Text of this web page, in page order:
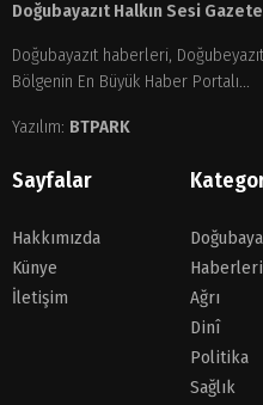
Doğubayazıt Halkın Sesi
Doğubayazıt haberleri,
Bölgenin En Büyük Haber Portalı...
Yazılım: BTPARK
Sayfalar
Hakkımızda
Künye
İletişim
Haberleri
Ağrı
Dinî
Politika
Sağlık